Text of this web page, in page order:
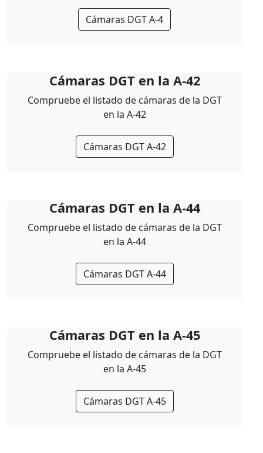
Cámaras DGT A-4
Cámaras DGT en la A-42
Compruebe el listado de cámaras de la DGT
en la A-42
Cámaras DGT A-42
Cámaras DGT en la A-44
Compruebe el listado de cámaras de la DGT
en la A-44
Cámaras DGT A-44
Cámaras DGT en la A-45
Compruebe el listado de cámaras de la DGT
en la A-45
Cámaras DGT A-45